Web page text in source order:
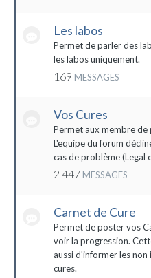
Les labos
Permet de parler des
les labos uniquement.
169 MESSAGES
Vos Cures
Permet aux membre de
L'equipe du forum
cas de problème (Legal
2 447 MESSAGES
Carnet de Cure
Permet de poster vos
voir la progression.
aussi d'informer les
cures.